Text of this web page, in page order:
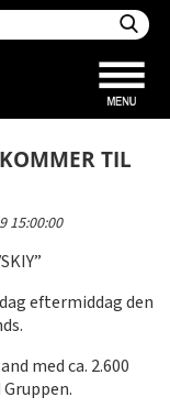
TIL
15:00:00
eftermiddag den
med ca. 2.600